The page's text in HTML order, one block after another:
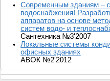
Современным зданиям –
водоснабжения!
аппаратов на основе
систем водо- и
Сантехника №3'2007
Локальные системы
офисных зданиях
АВОК №2'2012